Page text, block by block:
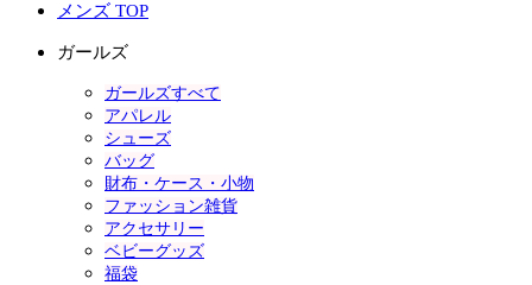
メンズ TOP
ガールズ
ガールズすべて
アパレル
シューズ
バッグ
財布・ケース・小物
ファッション雑貨
アクセサリー
ベビーグッズ
福袋